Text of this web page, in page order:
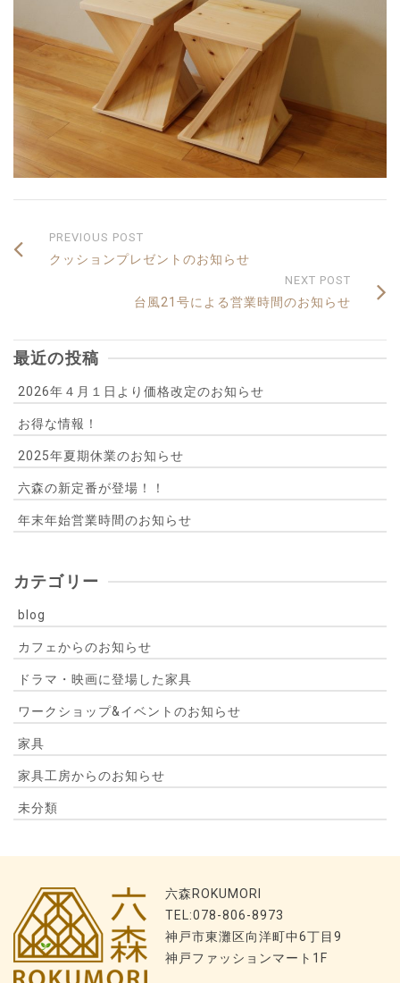
PREVIOUS POST
クッションプレゼントのお知らせ
NEXT POST
台風21号による営業時間のお知らせ
最近の投稿
2026年４月１日より価格改定のお知らせ
お得な情報！
2025年夏期休業のお知らせ
六森の新定番が登場！！
年末年始営業時間のお知らせ
カテゴリー
blog
カフェからのお知らせ
ドラマ・映画に登場した家具
ワークショップ&イベントのお知らせ
家具
家具工房からのお知らせ
未分類
六森ROKUMORI
TEL:078-806-8973
神戸市東灘区向洋町中6丁目9
神戸ファッションマート1F